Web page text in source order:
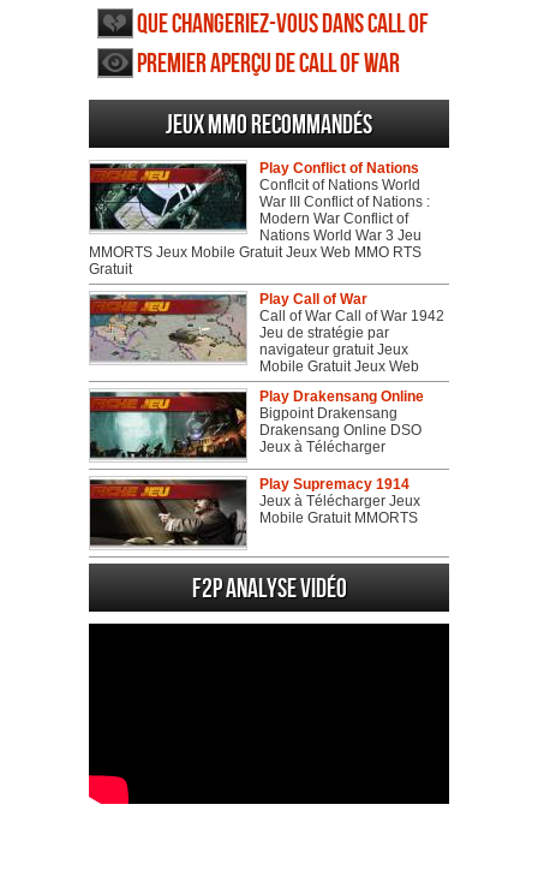
Que changeriez-vous dans Call of
War
Premier aperçu de Call of War
Jeux MMO recommandés
Play Conflict of Nations
Conflcit of Nations World
War III Conflict of Nations :
Modern War Conflict of
Nations World War 3 Jeu
MMORTS Jeux Mobile Gratuit Jeux Web MMO RTS
Gratuit
Play Call of War
Call of War Call of War 1942
Jeu de stratégie par
navigateur gratuit Jeux
Mobile Gratuit Jeux Web
Play Drakensang Online
Bigpoint Drakensang
Drakensang Online DSO
Jeux à Télécharger
Play Supremacy 1914
Jeux à Télécharger Jeux
Mobile Gratuit MMORTS
F2P Analyse vidéo